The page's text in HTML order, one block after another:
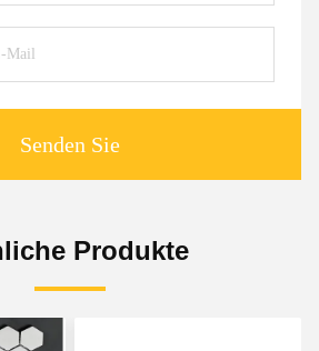
Senden Sie
Produkte